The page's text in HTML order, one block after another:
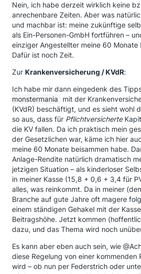
Nein, ich habe derzeit wirklich keine
anrechenbare Zeiten. Aber was
und machbar ist: meine zukünftige
als Ein-Personen-GmbH fortführen –
einziger Angestellter meine 60 Monate
Dafür ist noch Zeit.
Zur Krankenversicherung / KVdR:
Ich habe mir dann eingedenk des
monstermania
mit der
(KVdR) beschäftigt, und es sieht wohl
so aus, dass für Pflichtversicherte
die KV fallen. Da ich praktisch mein
der Gesetzlichen war, käme ich hier
meine 60 Monate beisammen habe.
Anlage-Rendite natürlich dramatisch
jetzigen Situation – als kinderloser
in meiner Kasse (15,8 + 0,6 + 3,4 für
alles, was reinkommt. Da in meiner
Branche auf gute Jahre oft magere
einem ständigen Gehakel mit der
Beitragshöhe. Jetzt kommen
dazu, und das Thema wird noch
Es kann aber eben auch sein, wie
diese Regelung von einer kommenden
wird – ob nun per Federstrich oder